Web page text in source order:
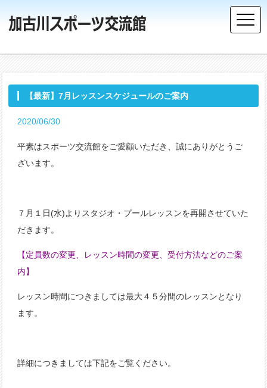
【最新】7月レッスンスケジュールのご案内
2020/06/30
平素はスポーツ交流館をご愛顧いただき、誠にありがとうご
ざいます。
７月１日(水)よりスタジオ・プールレッスンを再開させていた
だきます。
【定員数の変更、レッスン時間の変更、受付方法などのご案
内】
レッスン時間につきましては最大４５分間のレッスンとなり
ます。
詳細につきましては下記をご覧ください。